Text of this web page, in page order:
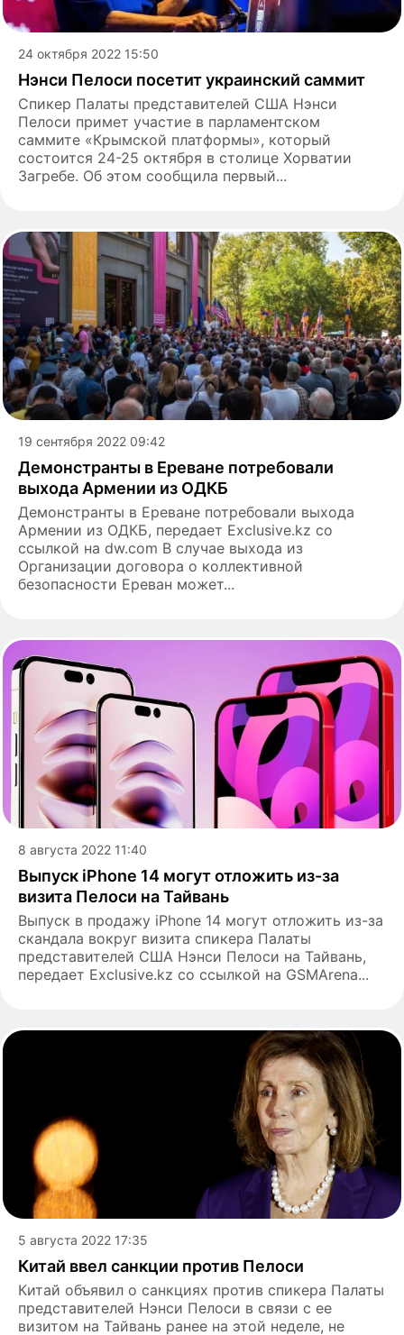
24 октября 2022 15:50
Нэнси Пелоси посетит украинский саммит
Спикер Палаты представителей США Нэнси
Пелоси примет участие в парламентском
саммите «Крымской платформы», который
состоится 24-25 октября в столице Хорватии
Загребе. Об этом сообщила первый...
19 сентября 2022 09:42
Демонстранты в Ереване потребовали
выхода Армении из ОДКБ
Демонстранты в Ереване потребовали выхода
Армении из ОДКБ, передает Exclusive.kz со
ссылкой на dw.com В случае выхода из
Организации договора о коллективной
безопасности Ереван может...
8 августа 2022 11:40
Выпуск iPhone 14 могут отложить из-за
визита Пелоси на Тайвань
Выпуск в продажу iPhone 14 могут отложить из-за
скандала вокруг визита спикера Палаты
представителей США Нэнси Пелоси на Тайвань,
передает Exclusive.kz со ссылкой на GSMArena...
5 августа 2022 17:35
Китай ввел санкции против Пелоси
Китай объявил о санкциях против спикера Палаты
представителей Нэнси Пелоси в связи с ее
визитом на Тайвань ранее на этой неделе, не